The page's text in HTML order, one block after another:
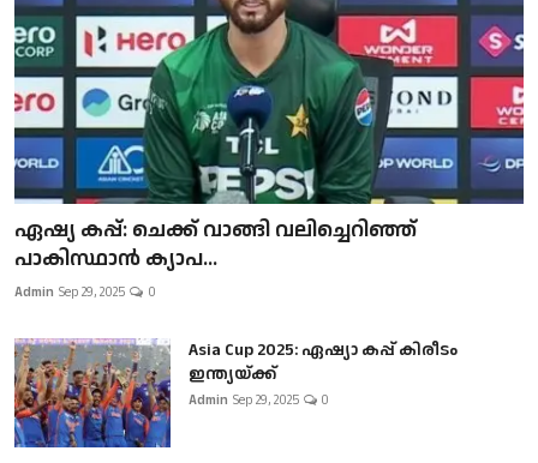
ഏഷ്യ കപ്പ്: ചെക്ക് വാങ്ങി വലിച്ചെറിഞ്ഞ്
പാകിസ്ഥാൻ ക്യാപ...
Admin Sep 29, 2025 0
Asia Cup 2025: ഏഷ്യാ കപ്പ് കിരീടം
ഇന്ത്യയ്ക്ക്
Admin Sep 29, 2025 0